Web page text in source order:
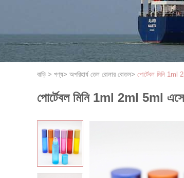
বাড়ি > পণ্য> অপরিহার্য তেল রোলার বোতল> পোর্টেবল মিনি 1ml
পোর্টেবল মিনি 1ml 2ml 5ml